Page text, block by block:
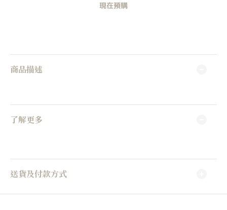
現在預購
商品描述
了解更多
送貨及付款方式